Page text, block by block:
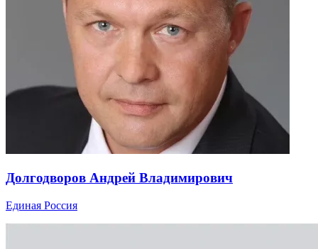
Долгодворов Андрей Владимирович
Единая Россия